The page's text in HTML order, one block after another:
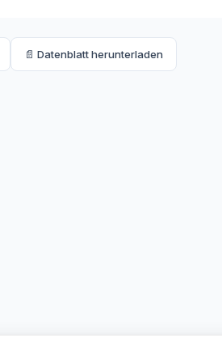
📄 Datenblatt herunterladen